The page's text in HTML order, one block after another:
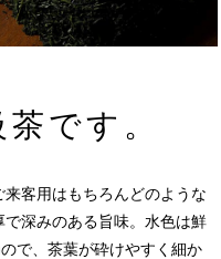
です。
客用はもちろんどのような
深みのある旨味。水色は鮮
で、茶葉が砕けやすく細か